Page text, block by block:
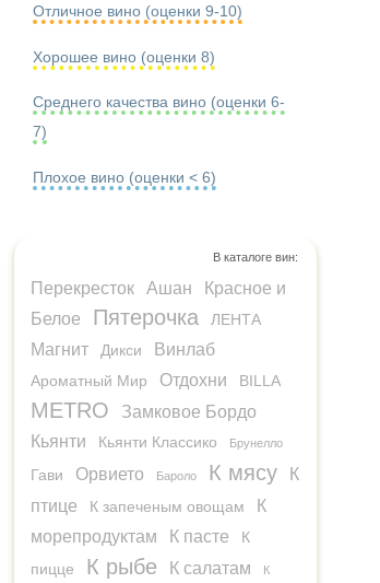
Отличное вино (оценки 9-10)
Хорошее вино (оценки 8)
Среднего качества вино (оценки 6-
7)
Плохое вино (оценки < 6)
В каталоге вин:
Перекресток Ашан
Красное и
Белое
Пятерочка ЛЕНТА
Магнит Дикси Винлаб
Ароматный Мир Отдохни BILLA
METRO
Замковое Бордо
Кьянти
Кьянти Классико Брунелло
Гави Орвието Бароло К мясу
К
птице
К запеченым овощам
К
морепродуктам
К пасте
К
пицце
К рыбе К салатам К